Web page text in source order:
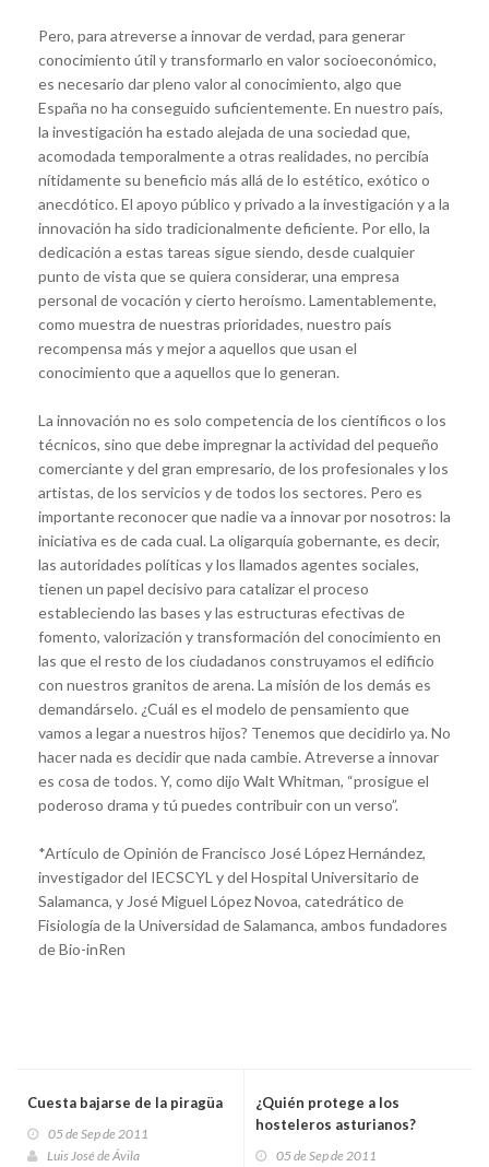
Pero, para atreverse a innovar de verdad, para generar
conocimiento útil y transformarlo en valor socioeconómico,
es necesario dar pleno valor al conocimiento, algo que
España no ha conseguido suficientemente. En nuestro país,
la investigación ha estado alejada de una sociedad que,
acomodada temporalmente a otras realidades, no percibía
nítidamente su beneficio más allá de lo estético, exótico o
anecdótico. El apoyo público y privado a la investigación y a la
innovación ha sido tradicionalmente deficiente. Por ello, la
dedicación a estas tareas sigue siendo, desde cualquier
punto de vista que se quiera considerar, una empresa
personal de vocación y cierto heroísmo. Lamentablemente,
como muestra de nuestras prioridades, nuestro país
recompensa más y mejor a aquellos que usan el
conocimiento que a aquellos que lo generan.
La innovación no es solo competencia de los científicos o los
técnicos, sino que debe impregnar la actividad del pequeño
comerciante y del gran empresario, de los profesionales y los
artistas, de los servicios y de todos los sectores. Pero es
importante reconocer que nadie va a innovar por nosotros: la
iniciativa es de cada cual. La oligarquía gobernante, es decir,
las autoridades políticas y los llamados agentes sociales,
tienen un papel decisivo para catalizar el proceso
estableciendo las bases y las estructuras efectivas de
fomento, valorización y transformación del conocimiento en
las que el resto de los ciudadanos construyamos el edificio
con nuestros granitos de arena. La misión de los demás es
demandárselo. ¿Cuál es el modelo de pensamiento que
vamos a legar a nuestros hijos? Tenemos que decidirlo ya. No
hacer nada es decidir que nada cambie. Atreverse a innovar
es cosa de todos. Y, como dijo Walt Whitman, “prosigue el
poderoso drama y tú puedes contribuir con un verso”.
*Artículo de Opinión de Francisco José López Hernández,
investigador del IECSCYL y del Hospital Universitario de
Salamanca, y José Miguel López Novoa, catedrático de
Fisiología de la Universidad de Salamanca, ambos fundadores
de Bio-inRen
Cuesta bajarse de la piragüa
05 de Sep de 2011
Luis José de Ávila
¿Quién protege a los
hosteleros asturianos?
05 de Sep de 2011